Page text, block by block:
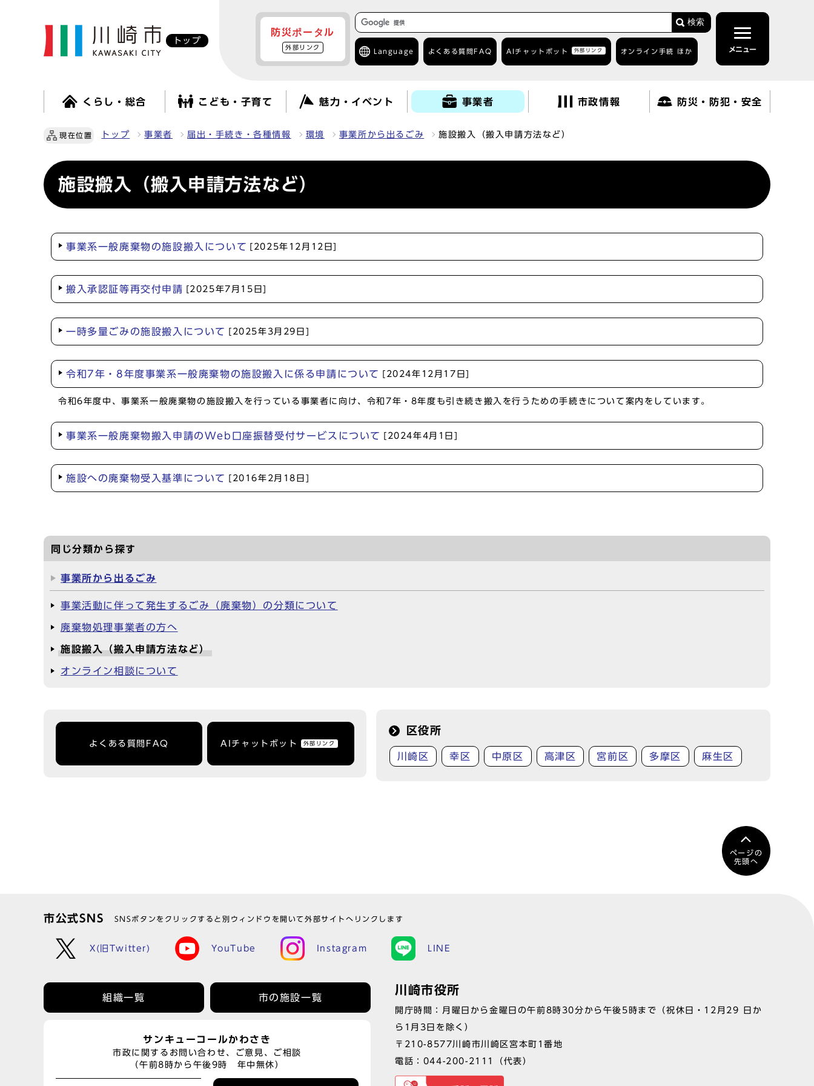
トップ
防災ポータル
外部リンク
検索
Language よくある質問 FAQ AIチャットボット 外部リンク オンライン手続 ほか メニュー
くらし・総合 こども・子育て 魅力・イベント 事業者 市政情報 防災・防犯・安全
現在位置 トップ 事業者 届出・手続き・各種情報 環境 事業所から出るごみ 施設搬入（搬入申請方法など）
施設搬入（搬入申請方法など）
事業系一般廃棄物の施設搬入について [2025年12月12日]
搬入承認証等再交付申請 [2025年7月15日]
一時多量ごみの施設搬入について [2025年3月29日]
令和7年・8年度事業系一般廃棄物の施設搬入に係る申請について [2024年12月17日]
令和6年度中、事業系一般廃棄物の施設搬入を行っている事業者に向け、令和7年・8年度も引き続き搬入を行うための手続きについて案内をしています。
事業系一般廃棄物搬入申請のWeb口座振替受付サービスについて [2024年4月1日]
施設への廃棄物受入基準について [2016年2月18日]
同じ分類から探す
事業所から出るごみ
事業活動に伴って発生するごみ（廃棄物）の分類について
廃棄物処理事業者の方へ
施設搬入（搬入申請方法など）
オンライン相談について
よくある質問FAQ AIチャットボット 外部リンク
区役所
川崎区 幸区 中原区 高津区 宮前区 多摩区 麻生区
ページの
先頭へ
市公式SNS SNSボタンをクリックすると別ウィンドウを開いて外部サイトへリンクします
X(旧Twitter) YouTube Instagram LINE
組織一覧 市の施設一覧
サンキューコールかわさき
市政に関するお問い合わせ、ご意見、ご相談
（午前8時から午後9時 年中無休）
川崎市役所
開庁時間：月曜日から金曜日の午前8時30分から午後5時まで（祝休日・12月29 日か
ら1月3日を除く）
〒210-8577川崎市川崎区宮本町1番地
電話： 044-200-2111 （代表）